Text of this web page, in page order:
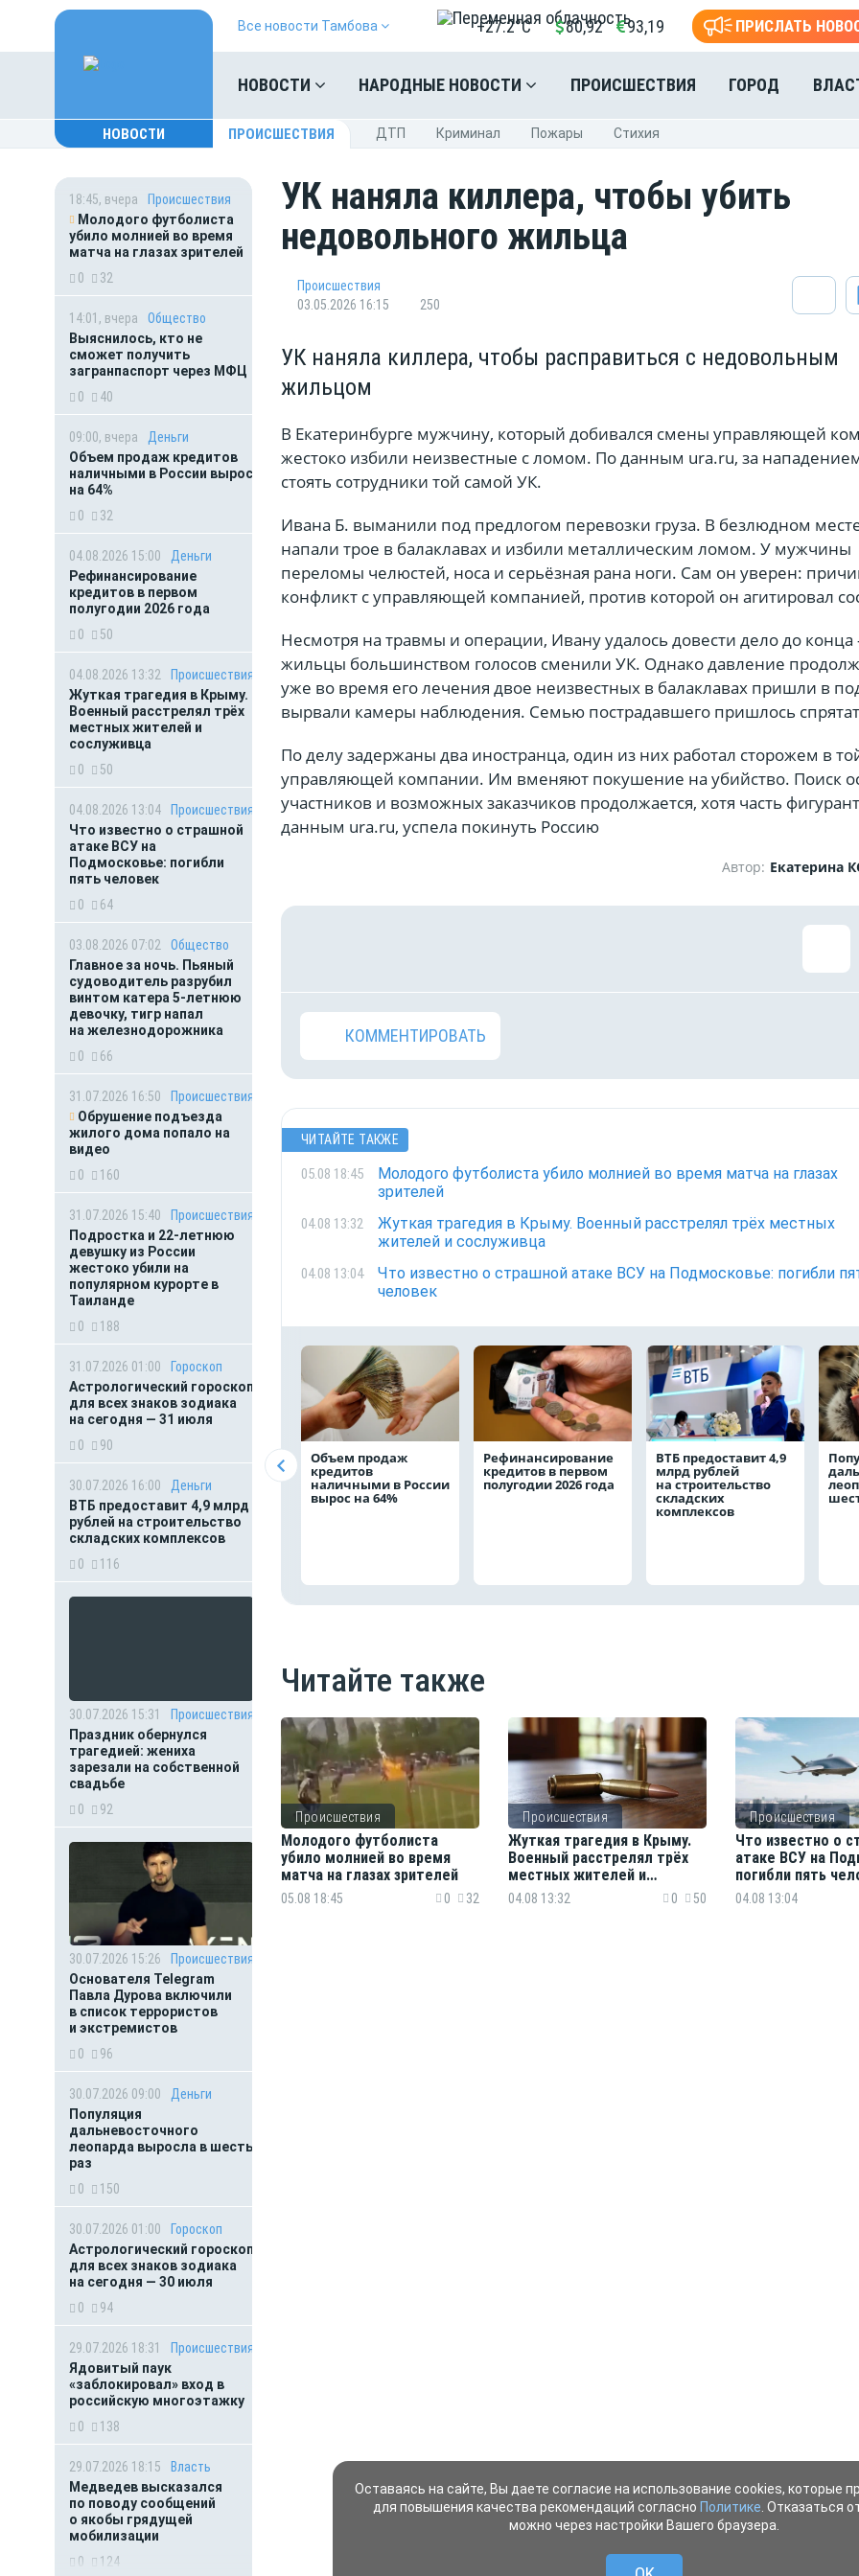
Все новости Тамбова +27.2°C 80,92 93,19 ПРИСЛАТЬ
НОВОСТИ НАРОДНЫЕ НОВОСТИ ПРОИСШЕСТВИЯ ГОРОД
НОВОСТИ ПРОИСШЕСТВИЯ ДТП Криминал Пожары Стихия
18:45, вчера
Происшествия
Молодого футболиста
убило молнией во время
матча на глазах зрителей
0
32
14:01, вчера
Общество
Выяснилось, кто не
сможет получить
загранпаспорт через МФЦ
0
40
09:00, вчера
Деньги
Объем продаж кредитов
наличными в России вырос
на 64%
0
32
04.08.2026 15:00
Деньги
Рефинансирование
кредитов в первом
полугодии 2026 года
0
50
04.08.2026 13:32
Происшествия
Жуткая трагедия в Крыму.
Военный расстрелял трёх
местных жителей и
сослуживца
0
50
04.08.2026 13:04
Происшествия
Что известно о страшной
атаке ВСУ на
Подмосковье: погибли
пять человек
0
64
03.08.2026 07:02
Общество
Главное за ночь. Пьяный
судоводитель разрубил
винтом катера 5-летнюю
девочку, тигр напал
на железнодорожника
0
66
31.07.2026 16:50
Происшествия
Обрушение подъезда
жилого дома попало на
видео
0
160
31.07.2026 15:40
Происшествия
Подростка и 22-летнюю
девушку из России
жестоко убили на
популярном курорте в
Таиланде
0
188
31.07.2026 01:00
Гороскоп
Астрологический гороскоп
для всех знаков зодиака
на сегодня — 31 июля
0
90
30.07.2026 16:00
Деньги
ВТБ предоставит 4,9 млрд
рублей на строительство
складских комплексов
0
116
30.07.2026 15:31
Происшествия
Праздник обернулся
трагедией: жениха
зарезали на собственной
свадьбе
0
92
30.07.2026 15:26
Происшествия
Основателя Telegram
Павла Дурова включили
в список террористов
и экстремистов
0
96
30.07.2026 09:00
Деньги
Популяция
дальневосточного
леопарда выросла в шесть
раз
0
150
30.07.2026 01:00
Гороскоп
Астрологический гороскоп
для всех знаков зодиака
на сегодня — 30 июля
0
94
29.07.2026 18:31
Происшествия
Ядовитый паук
«заблокировал» вход в
российскую многоэтажку
0
138
29.07.2026 18:15
Власть
Медведев высказался
по поводу сообщений
о якобы грядущей
мобилизации
0
124
УК наняла киллера, чтобы убить
недовольного жильца
Происшествия
03.05.2026 16:15
250
УК наняла киллера, чтобы расправиться с недовольным
жильцом
В Екатеринбурге мужчину, который добивался смены управляющей
жестоко избили неизвестные с ломом. По данным ura.ru, за
стоять сотрудники той самой УК.
Ивана Б. выманили под предлогом перевозки груза. В безлюдном
напали трое в балаклавах и избили металлическим ломом. У мужчины
переломы челюстей, носа и серьёзная рана ноги. Сам он уверен:
конфликт с управляющей компанией, против которой он агитировал
Несмотря на травмы и операции, Ивану удалось довести дело до
жильцы большинством голосов сменили УК. Однако давление
уже во время его лечения двое неизвестных в балаклавах пришли в
вырвали камеры наблюдения. Семью пострадавшего пришлось
По делу задержаны два иностранца, один из них работал сторожем в
управляющей компании. Им вменяют покушение на убийство. Поиск
участников и возможных заказчиков продолжается, хотя часть
данным ura.ru, успела покинуть Россию
Автор: Екатерина
КОММЕНТИРОВАТЬ
ЧИТАЙТЕ ТАКЖЕ
05.08 18:45
Молодого футболиста убило молнией во время матча на глазах
зрителей
04.08 13:32
Жуткая трагедия в Крыму. Военный расстрелял трёх местных
жителей и сослуживца
04.08 13:04
Что известно о страшной атаке ВСУ на Подмосковье: погибли
человек
Объем продаж
кредитов
наличными в России
вырос на 64%
Рефинансирование
кредитов в первом
полугодии 2026 года
ВТБ предоставит 4,9
млрд рублей
на строительство
складских
комплексов
Читайте также
Происшествия
Молодого футболиста
убило молнией во время
матча на глазах зрителей
05.08 18:45 0 32
Происшествия
Жуткая трагедия в Крыму.
Военный расстрелял трёх
местных жителей и
сослуживца
04.08 13:32 0 50
Происшествия
Что известно о
атаке ВСУ на
погибли пять
04.08 13:04
Оставаясь на сайте, Вы даете согласие на использование cookies, которые
для повышения качества рекомендаций согласно Политике . Отказаться
можно через настройки Вашего браузера.